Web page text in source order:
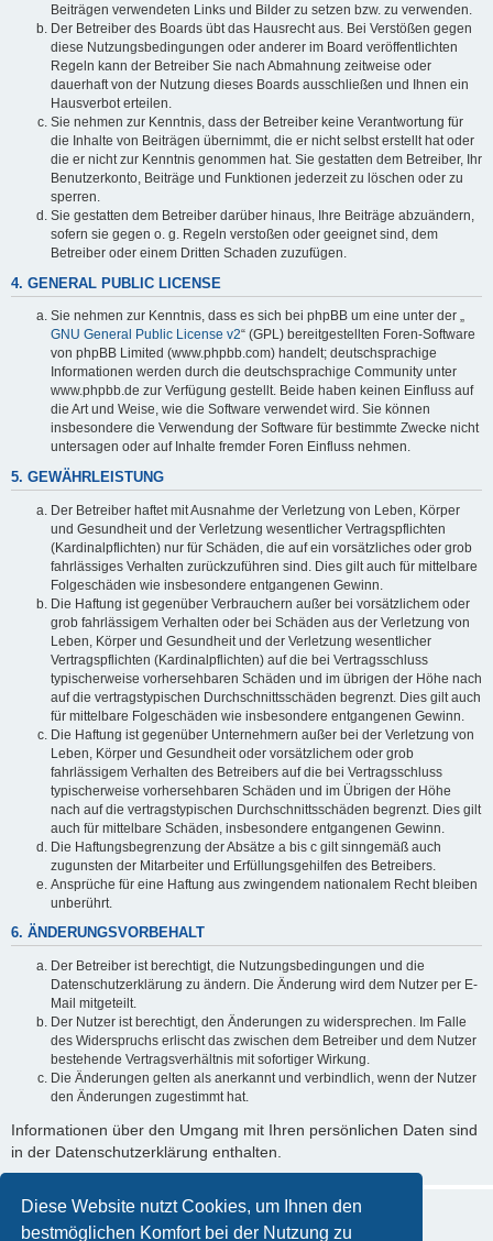
Diese Website nutzt Cookies, um Ihnen den
bestmöglichen Komfort bei der Nutzung zu
Beiträgen verwendeten Links und Bilder zu setzen bzw. zu verwenden.
Der Betreiber des Boards übt das Hausrecht aus. Bei Verstößen gegen
diese Nutzungsbedingungen oder anderer im Board veröffentlichten
Regeln kann der Betreiber Sie nach Abmahnung zeitweise oder
dauerhaft von der Nutzung dieses Boards ausschließen und Ihnen ein
Hausverbot erteilen.
Sie nehmen zur Kenntnis, dass der Betreiber keine Verantwortung für
die Inhalte von Beiträgen übernimmt, die er nicht selbst erstellt hat oder
die er nicht zur Kenntnis genommen hat. Sie gestatten dem Betreiber, Ihr
Benutzerkonto, Beiträge und Funktionen jederzeit zu löschen oder zu
sperren.
Sie gestatten dem Betreiber darüber hinaus, Ihre Beiträge abzuändern,
sofern sie gegen o. g. Regeln verstoßen oder geeignet sind, dem
Betreiber oder einem Dritten Schaden zuzufügen.
4. GENERAL PUBLIC LICENSE
Sie nehmen zur Kenntnis, dass es sich bei phpBB um eine unter der „
GNU General Public License v2“ (GPL) bereitgestellten Foren-Software
von phpBB Limited (www.phpbb.com) handelt; deutschsprachige
Informationen werden durch die deutschsprachige Community unter
www.phpbb.de zur Verfügung gestellt. Beide haben keinen Einfluss auf
die Art und Weise, wie die Software verwendet wird. Sie können
insbesondere die Verwendung der Software für bestimmte Zwecke nicht
untersagen oder auf Inhalte fremder Foren Einfluss nehmen.
5. GEWÄHRLEISTUNG
Der Betreiber haftet mit Ausnahme der Verletzung von Leben, Körper
und Gesundheit und der Verletzung wesentlicher Vertragspflichten
(Kardinalpflichten) nur für Schäden, die auf ein vorsätzliches oder grob
fahrlässiges Verhalten zurückzuführen sind. Dies gilt auch für mittelbare
Folgeschäden wie insbesondere entgangenen Gewinn.
Die Haftung ist gegenüber Verbrauchern außer bei vorsätzlichem oder
grob fahrlässigem Verhalten oder bei Schäden aus der Verletzung von
Leben, Körper und Gesundheit und der Verletzung wesentlicher
Vertragspflichten (Kardinalpflichten) auf die bei Vertragsschluss
typischerweise vorhersehbaren Schäden und im übrigen der Höhe nach
auf die vertragstypischen Durchschnittsschäden begrenzt. Dies gilt auch
für mittelbare Folgeschäden wie insbesondere entgangenen Gewinn.
Die Haftung ist gegenüber Unternehmern außer bei der Verletzung von
Leben, Körper und Gesundheit oder vorsätzlichem oder grob
fahrlässigem Verhalten des Betreibers auf die bei Vertragsschluss
typischerweise vorhersehbaren Schäden und im Übrigen der Höhe
nach auf die vertragstypischen Durchschnittsschäden begrenzt. Dies gilt
auch für mittelbare Schäden, insbesondere entgangenen Gewinn.
Die Haftungsbegrenzung der Absätze a bis c gilt sinngemäß auch
zugunsten der Mitarbeiter und Erfüllungsgehilfen des Betreibers.
Ansprüche für eine Haftung aus zwingendem nationalem Recht bleiben
unberührt.
6. ÄNDERUNGSVORBEHALT
Der Betreiber ist berechtigt, die Nutzungsbedingungen und die
Datenschutzerklärung zu ändern. Die Änderung wird dem Nutzer per E-
Mail mitgeteilt.
Der Nutzer ist berechtigt, den Änderungen zu widersprechen. Im Falle
des Widerspruchs erlischt das zwischen dem Betreiber und dem Nutzer
bestehende Vertragsverhältnis mit sofortiger Wirkung.
Die Änderungen gelten als anerkannt und verbindlich, wenn der Nutzer
den Änderungen zugestimmt hat.
Informationen über den Umgang mit Ihren persönlichen Daten sind
in der Datenschutzerklärung enthalten.